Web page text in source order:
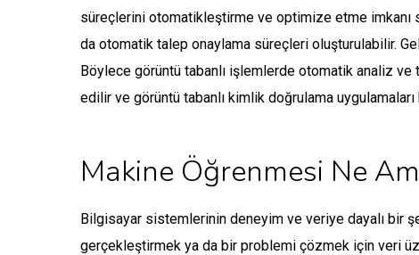
süreçlerini otomatikleştirme ve optimize etme imkanı
da otomatik talep onaylama süreçleri oluşturulabilir.
Böylece görüntü tabanlı işlemlerde otomatik analiz
edilir ve görüntü tabanlı kimlik doğrulama uygulamaları
Makine Öğrenmesi Ne
Bilgisayar sistemlerinin deneyim ve veriye dayalı bir
gerçekleştirmek ya da bir problemi çözmek için veri